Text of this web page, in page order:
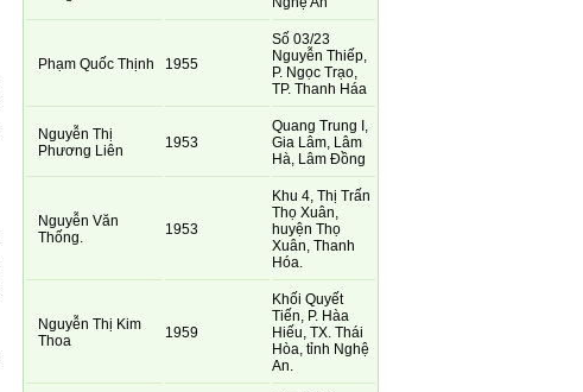
Phạm Quốc Thịnh 1955
Số 03/23
Nguyễn Thiếp,
P. Ngọc Trạo,
TP. Thanh Háa
Nguyễn Thị
Phương Liên
1953
Quang Trung I,
Gia Lâm, Lâm
Hà, Lâm Đồng
Nguyễn Văn
Thống.
1953
Khu 4, Thị Trấn
Thọ Xuân,
huyện Thọ
Xuân, Thanh
Hóa.
Nguyễn Thị Kim
Thoa
1959
Khối Quyết
Tiến, P. Hàa
Hiếu, TX. Thái
Hòa, tỉnh Nghệ
An.